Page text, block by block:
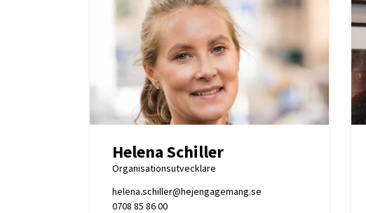
Helena Schiller
Organisationsutvecklare
helena.schiller@hejengagemang.se
0708 85 86 00